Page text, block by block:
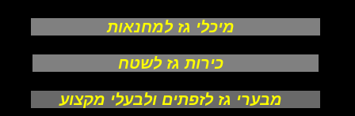
מיכלי גז למחנאות
כירות גז לשטח
מבערי גז לזפתים ולבעלי מקצוע